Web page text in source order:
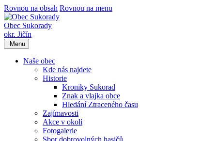
Rovnou na obsah Rovnou na menu
Obec Sukorady
okr. Jičín
Menu
Naše obec
Kde nás najdete
Historie
Kroniky Sukorad
Znak a vlajka obce
Hledání Ztraceného času
Zajímavosti
Akce v okolí
Fotogalerie
Sbor dobrovolných hasičů